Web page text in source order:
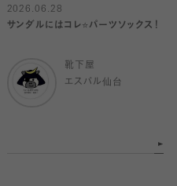
2026.06.28
サンダルにはコレ⭐️パーツソックス！
靴下屋
エスパル仙台